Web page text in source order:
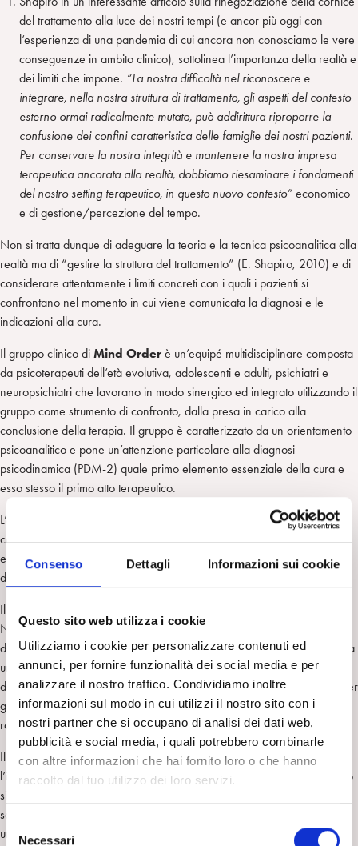
Consenso Dettagli Informazioni sui cookie
Questo sito web utilizza i cookie
Utilizziamo i cookie per personalizzare contenuti ed
annunci, per fornire funzionalità dei social media e per
analizzare il nostro traffico. Condividiamo inoltre
informazioni sul modo in cui utilizzi il nostro sito con i
nostri partner che si occupano di analisi dei dati web,
pubblicità e social media, i quali potrebbero combinarle
con altre informazioni che hai fornito loro o che hanno
raccolto dal tuo utilizzo dei loro servizi.
Necessari
del trattamento alla luce dei nostri tempi (e ancor più oggi con
l’esperienza di una pandemia di cui ancora non conosciamo le vere
conseguenze in ambito clinico), sottolinea l’importanza della realtà e
dei limiti che impone. “La nostra difficoltà nel riconoscere e
integrare, nella nostra struttura di trattamento, gli aspetti del contesto
esterno ormai radicalmente mutato, può addirittura riproporre la
confusione dei confini caratteristica delle famiglie dei nostri pazienti.
Per conservare la nostra integrità e mantenere la nostra impresa
terapeutica ancorata alla realtà, dobbiamo riesaminare i fondamenti
del nostro setting terapeutico, in questo nuovo contesto” economico
e di gestione/percezione del tempo.
Non si tratta dunque di adeguare la teoria e la tecnica psicoanalitica alla
realtà ma di “gestire la struttura del trattamento” (E. Shapiro, 2010) e di
considerare attentamente i limiti concreti con i quali i pazienti si
confrontano nel momento in cui viene comunicata la diagnosi e le
indicazioni alla cura.
Il gruppo clinico di Mind Order è un’equipé multidisciplinare composta
da psicoterapeuti dell’età evolutiva, adolescenti e adulti, psichiatri e
neuropsichiatri che lavorano in modo sinergico ed integrato utilizzando il
gruppo come strumento di confronto, dalla presa in carico alla
conclusione della terapia. Il gruppo è caratterizzato da un orientamento
psicoanalitico e pone un’attenzione particolare alla diagnosi
psicodinamica (PDM-2) quale primo elemento essenziale della cura e
esso stesso il primo atto terapeutico.
L’obiettivo della ricerca consiste nel valutare l’impatto emotivo che ha la
comunicazione della diagnosi psicodinamica sulla compliance alla cura
e sul processo terapeutico; i soggetti coinvolti sono i genitori e i bambini
dagli 0 ai 12 anni.
Il nostro riferimento diagnostico è il PDM-2 (Lingiardi V., Mc Williams
N., 2020) il quale si presta all’analisi di molteplici aspetti ricavati
dall’osservazione clinica e verificabili empiricamente. Infatti consente da
una parte di standardizzare l’assessment diagnostico (asse P, M, S) e
dall’altro di integrare nella valutazione aspetti relazionali e soggettivi per
giungere ad una comprensione e conoscenza del paziente non solo
razionale ma anche affettiva (G. Civitarese, 2017).
Il modello di intervento che vogliamo applicare e verificare prevede
l’impegno di diversi terapeuti coinvolti sulla stessa situazione clinica: uno
si occupa di analizzare la domanda e raccogliere l’anamnesi, un altro
somministra i test psicodiagnostici, un ultimo psicoterapeuta compie
un’osservazione madre-bambino o, a seconda dell’età del paziente, lo